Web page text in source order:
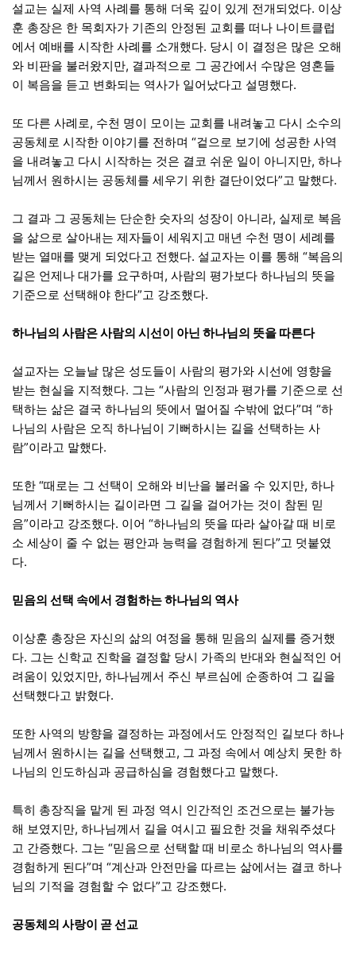
설교는 실제 사역 사례를 통해 더욱 깊이 있게 전개되었다. 이상
훈 총장은 한 목회자가 기존의 안정된 교회를 떠나 나이트클럽
에서 예배를 시작한 사례를 소개했다. 당시 이 결정은 많은 오해
와 비판을 불러왔지만, 결과적으로 그 공간에서 수많은 영혼들
이 복음을 듣고 변화되는 역사가 일어났다고 설명했다.
또 다른 사례로, 수천 명이 모이는 교회를 내려놓고 다시 소수의
공동체로 시작한 이야기를 전하며 “겉으로 보기에 성공한 사역
을 내려놓고 다시 시작하는 것은 결코 쉬운 일이 아니지만, 하나
님께서 원하시는 공동체를 세우기 위한 결단이었다”고 말했다.
그 결과 그 공동체는 단순한 숫자의 성장이 아니라, 실제로 복음
을 삶으로 살아내는 제자들이 세워지고 매년 수천 명이 세례를
받는 열매를 맺게 되었다고 전했다. 설교자는 이를 통해 “복음의
길은 언제나 대가를 요구하며, 사람의 평가보다 하나님의 뜻을
기준으로 선택해야 한다”고 강조했다.
하나님의 사람은 사람의 시선이 아닌 하나님의 뜻을 따른다
설교자는 오늘날 많은 성도들이 사람의 평가와 시선에 영향을
받는 현실을 지적했다. 그는 “사람의 인정과 평가를 기준으로 선
택하는 삶은 결국 하나님의 뜻에서 멀어질 수밖에 없다”며 “하
나님의 사람은 오직 하나님이 기뻐하시는 길을 선택하는 사
람”이라고 말했다.
또한 “때로는 그 선택이 오해와 비난을 불러올 수 있지만, 하나
님께서 기뻐하시는 길이라면 그 길을 걸어가는 것이 참된 믿
음”이라고 강조했다. 이어 “하나님의 뜻을 따라 살아갈 때 비로
소 세상이 줄 수 없는 평안과 능력을 경험하게 된다”고 덧붙였
다.
믿음의 선택 속에서 경험하는 하나님의 역사
이상훈 총장은 자신의 삶의 여정을 통해 믿음의 실제를 증거했
다. 그는 신학교 진학을 결정할 당시 가족의 반대와 현실적인 어
려움이 있었지만, 하나님께서 주신 부르심에 순종하여 그 길을
선택했다고 밝혔다.
또한 사역의 방향을 결정하는 과정에서도 안정적인 길보다 하나
님께서 원하시는 길을 선택했고, 그 과정 속에서 예상치 못한 하
나님의 인도하심과 공급하심을 경험했다고 말했다.
특히 총장직을 맡게 된 과정 역시 인간적인 조건으로는 불가능
해 보였지만, 하나님께서 길을 여시고 필요한 것을 채워주셨다
고 간증했다. 그는 “믿음으로 선택할 때 비로소 하나님의 역사를
경험하게 된다”며 “계산과 안전만을 따르는 삶에서는 결코 하나
님의 기적을 경험할 수 없다”고 강조했다.
공동체의 사랑이 곧 선교